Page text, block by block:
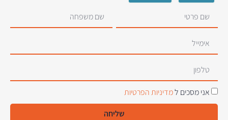
אני מסכים למדיניות הפרטיות
שליחה